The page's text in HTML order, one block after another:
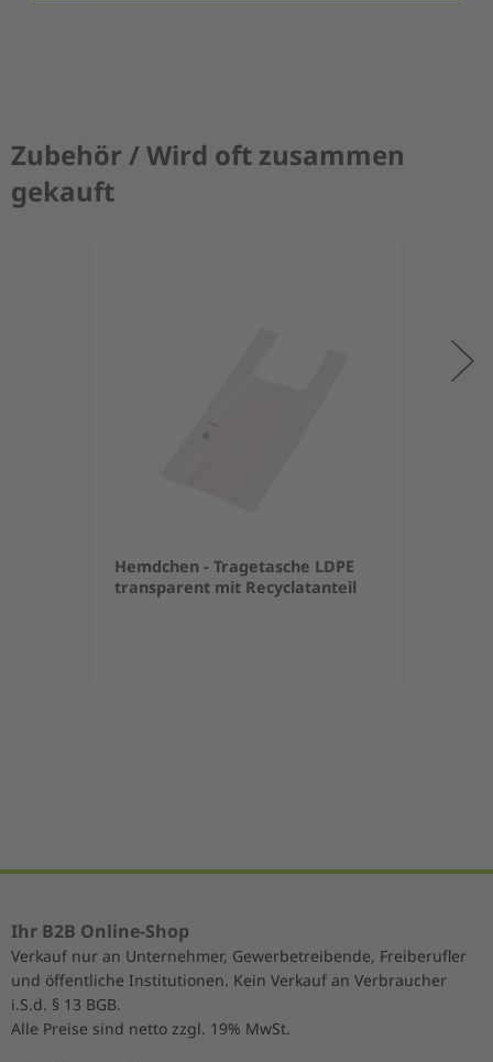
Zubehör / Wird oft zusammen
gekauft
Hemdchen - Tragetasche LDPE
transparent mit Recyclatanteil
Ihr B2B Online-Shop
Verkauf nur an Unternehmer, Gewerbetreibende, Freiberufler
und öffentliche Institutionen. Kein Verkauf an Verbraucher
i.S.d. § 13 BGB.
Alle Preise sind netto zzgl. 19% MwSt.